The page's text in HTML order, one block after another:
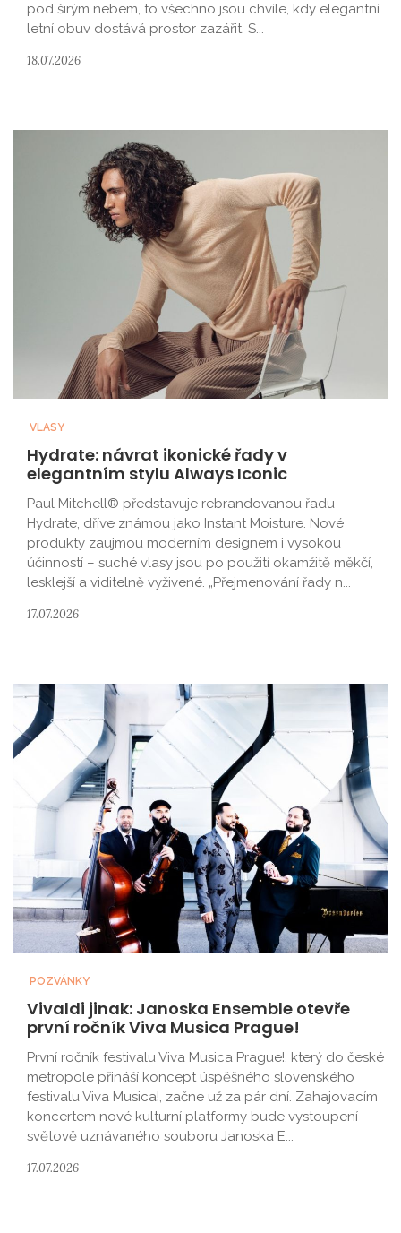
pod širým nebem, to všechno jsou chvíle, kdy elegantní
letní obuv dostává prostor zazářit. S...
18.07.2026
VLASY
Hydrate: návrat ikonické řady v
elegantním stylu Always Iconic
Paul Mitchell® představuje rebrandovanou řadu
Hydrate, dříve známou jako Instant Moisture. Nové
produkty zaujmou moderním designem i vysokou
účinností – suché vlasy jsou po použití okamžitě měkčí,
lesklejší a viditelně vyživené. „Přejmenování řady n...
17.07.2026
POZVÁNKY
Vivaldi jinak: Janoska Ensemble otevře
první ročník Viva Musica Prague!
První ročník festivalu Viva Musica Prague!, který do české
metropole přináší koncept úspěšného slovenského
festivalu Viva Musica!, začne už za pár dní. Zahajovacím
koncertem nové kulturní platformy bude vystoupení
světově uznávaného souboru Janoska E...
17.07.2026